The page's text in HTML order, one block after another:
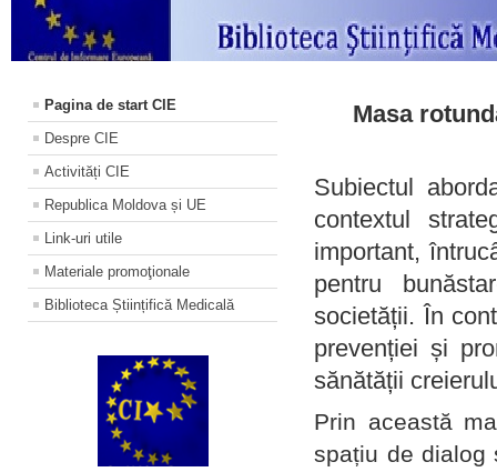
Pagina de start CIE
Despre CIE
Activități CIE
Republica Moldova și UE
Link-uri utile
Materiale promoţionale
Biblioteca Științifică Medicală
Masa
Subiectul
contextul
important,
pentru
societății. În
prevenției și
sănătății
Prin această
spațiu de dialog